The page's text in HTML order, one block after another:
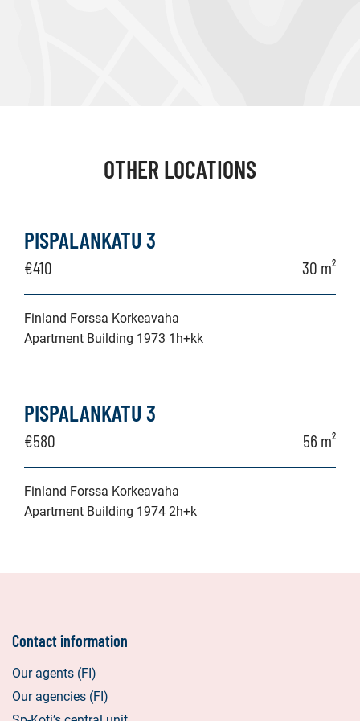
OTHER LOCATIONS
PISPALANKATU 3
€410 30 m²
Finland Forssa Korkeavaha
Apartment Building 1973 1h+kk
PISPALANKATU 3
€580 56 m²
Finland Forssa Korkeavaha
Apartment Building 1974 2h+k
Contact information
Our agents (FI)
Our agencies (FI)